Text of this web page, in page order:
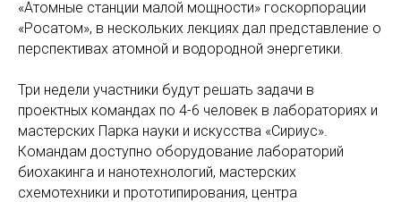
«Атомные станции малой мощности» госкорпорации
«Росатом», в нескольких лекциях дал представление о
перспективах атомной и водородной энергетики.
Три недели участники будут решать задачи в
проектных командах по 4-6 человек в лабораториях и
мастерских Парка науки и искусства «Сириус».
Командам доступно оборудование лабораторий
биохакинга и нанотехнологий, мастерских
схемотехники и прототипирования, центра